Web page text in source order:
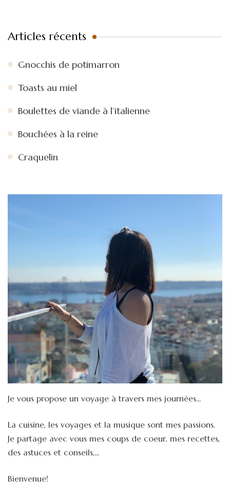
Articles récents
Gnocchis de potimarron
Toasts au miel
Boulettes de viande à l’italienne
Bouchées à la reine
Craquelin
Je vous propose un voyage à travers mes journées...
La cuisine, les voyages et la musique sont mes passions.
Je partage avec vous mes coups de coeur, mes recettes,
des astuces et conseils,...
Bienvenue!